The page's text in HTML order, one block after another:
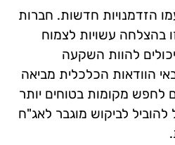
הזדמנויות חדשות. חברות
בהצלחה עשויות לצמוח
להוות השקעה
הוודאות הכלכלית מביאה
לחפש מקומות בטוחים יותר
לביקוש מוגבר לאג"ח